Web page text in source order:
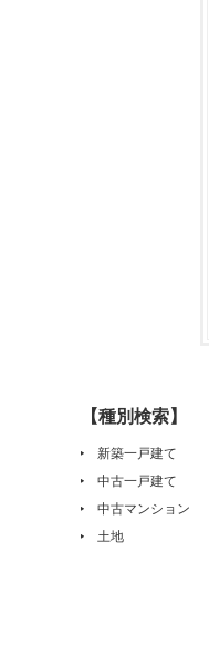
【種別検索】
新築一戸建て
中古一戸建て
中古マンション
土地